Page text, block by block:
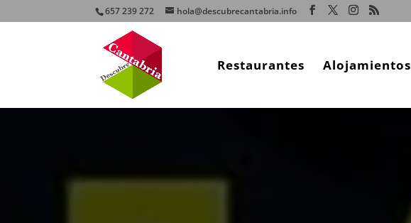
657 239 272 hola@descubrecantabria.info
Restaurantes Alojamientos